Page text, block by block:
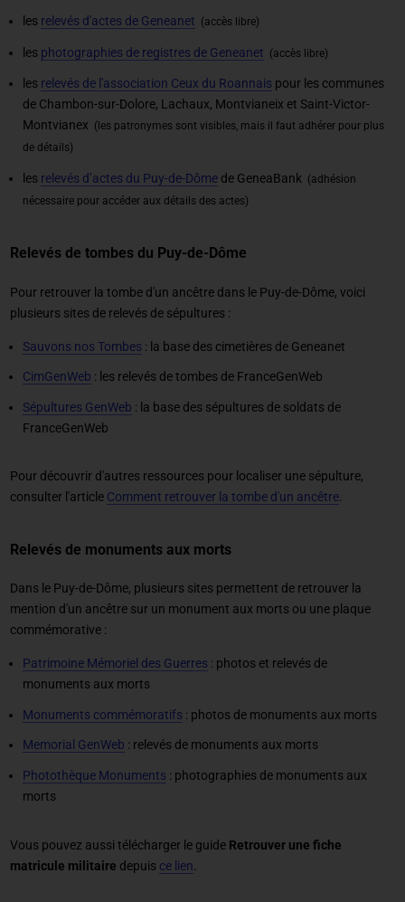
les relevés d'actes de Geneanet (accès libre)
les photographies de registres de Geneanet (accès libre)
les relevés de l'association Ceux du Roannais pour les communes
de Chambon-sur-Dolore, Lachaux, Montvianeix et Saint-Victor-
Montvianex (les patronymes sont visibles, mais il faut adhérer pour plus
de détails)
les relevés d’actes du Puy-de-Dômede GeneaBank (adhésion
nécessaire pour accéder aux détails des actes)
Relevés de tombes du Puy-de-Dôme
Pour retrouver la tombe d'un ancêtre dans le Puy-de-Dôme, voici
plusieurs sites de relevés de sépultures :
Sauvons nos Tombes : la base des cimetières de Geneanet
CimGenWeb : les relevés de tombes de FranceGenWeb
Sépultures GenWeb : la base des sépultures de soldats de
FranceGenWeb
Pour découvrir d'autres ressources pour localiser une sépulture,
consulter l'article Comment retrouver la tombe d'un ancêtre.
Relevés de monuments aux morts
Dans le Puy-de-Dôme, plusieurs sites permettent de retrouver la
mention d'un ancêtre sur un monument aux morts ou une plaque
commémorative :
Patrimoine Mémoriel des Guerres : photos et relevés de
monuments aux morts
Monuments commémoratifs : photos de monuments aux morts
Memorial GenWeb : relevés de monuments aux morts
Photothèque Monuments : photographies de monuments aux
morts
Vous pouvez aussi télécharger le guide Retrouver une fiche
matricule militaire depuis ce lien